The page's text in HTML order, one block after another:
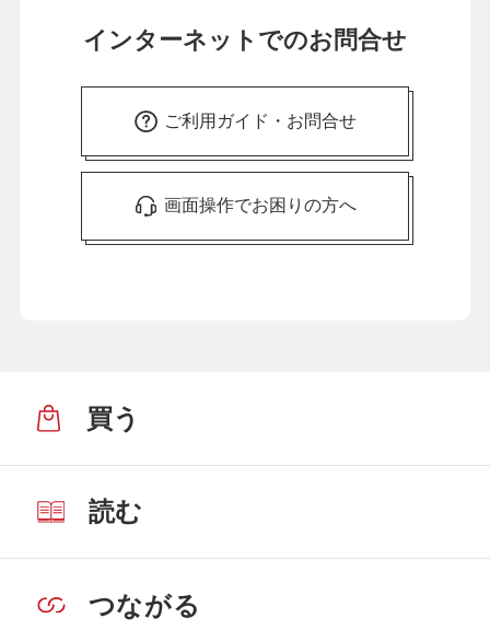
インターネットでのお問合せ
ご利用ガイド・お問合せ
画面操作でお困りの方へ
買う
読む
つながる